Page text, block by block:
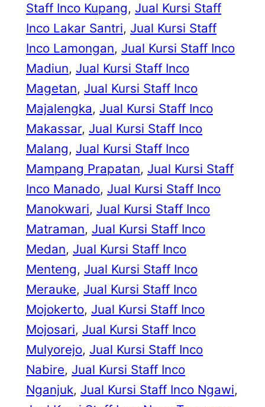
Staff Inco Kupang, Jual Kursi Staff
Inco Lakar Santri, Jual Kursi Staff
Inco Lamongan, Jual Kursi Staff Inco
Madiun, Jual Kursi Staff Inco
Magetan, Jual Kursi Staff Inco
Majalengka, Jual Kursi Staff Inco
Makassar, Jual Kursi Staff Inco
Malang, Jual Kursi Staff Inco
Mampang Prapatan, Jual Kursi Staff
Inco Manado, Jual Kursi Staff Inco
Manokwari, Jual Kursi Staff Inco
Matraman, Jual Kursi Staff Inco
Medan, Jual Kursi Staff Inco
Menteng, Jual Kursi Staff Inco
Merauke, Jual Kursi Staff Inco
Mojokerto, Jual Kursi Staff Inco
Mojosari, Jual Kursi Staff Inco
Mulyorejo, Jual Kursi Staff Inco
Nabire, Jual Kursi Staff Inco
Nganjuk, Jual Kursi Staff Inco Ngawi